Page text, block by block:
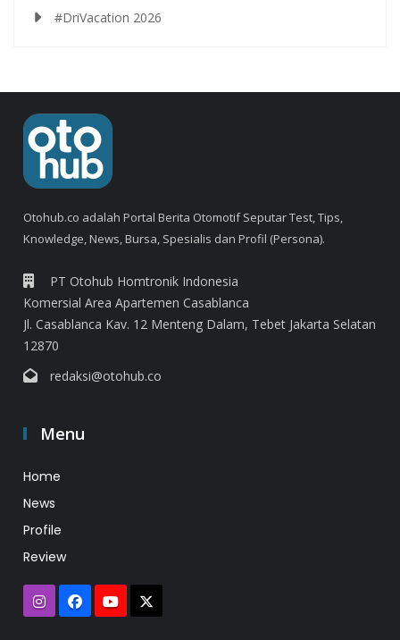
#DriVacation 2026
Otohub.co adalah Portal Berita Otomotif Seputar Test, Tips,
Knowledge, News, Bursa, Spesialis dan Profil (Persona).
PT Otohub Homtronik Indonesia
Komersial Area Apartemen Casablanca
Jl. Casablanca Kav. 12 Menteng Dalam, Tebet Jakarta Selatan
12870
redaksi@otohub.co
Menu
Home
News
Profile
Review